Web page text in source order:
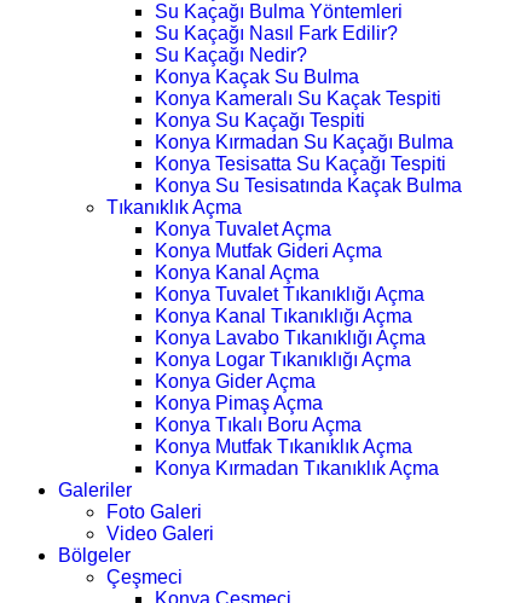
Su Kaçağı Bulma Yöntemleri
Su Kaçağı Nasıl Fark Edilir?
Su Kaçağı Nedir?
Konya Kaçak Su Bulma
Konya Kameralı Su Kaçak Tespiti
Konya Su Kaçağı Tespiti
Konya Kırmadan Su Kaçağı Bulma
Konya Tesisatta Su Kaçağı Tespiti
Konya Su Tesisatında Kaçak Bulma
Tıkanıklık Açma
Konya Tuvalet Açma
Konya Mutfak Gideri Açma
Konya Kanal Açma
Konya Tuvalet Tıkanıklığı Açma
Konya Kanal Tıkanıklığı Açma
Konya Lavabo Tıkanıklığı Açma
Konya Logar Tıkanıklığı Açma
Konya Gider Açma
Konya Pimaş Açma
Konya Tıkalı Boru Açma
Konya Mutfak Tıkanıklık Açma
Konya Kırmadan Tıkanıklık Açma
Galeriler
Foto Galeri
Video Galeri
Bölgeler
Çeşmeci